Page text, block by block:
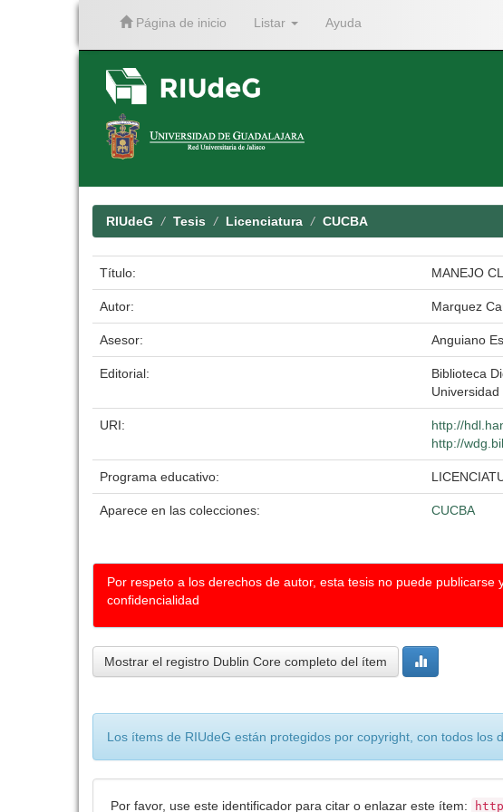
Página de inicio Listar Ayuda
RIUdeG Tesis Licenciatura CUCBA
Título: MANEJO
Autor: Marquez
Asesor: Anguiano
Editorial:
Biblioteca
URI:
http://
http://
Programa educativo:
Aparece en las colecciones: CUCBA
Por respeto a los derechos de autor, esta tesis no puede
confidencialidad
Mostrar el registro Dublin Core completo del ítem
Los ítems de RIUdeG están protegidos por copyright, con todos los
Por favor, use este identificador para citar o enlazar este ítem: